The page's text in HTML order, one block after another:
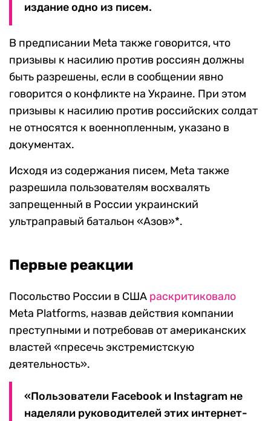
издание одно из писем.
В предписании Meta также говорится, что
призывы к насилию против россиян должны
быть разрешены, если в сообщении явно
говорится о конфликте на Украине. При этом
призывы к насилию против российских солдат
не относятся к военнопленным, указано в
документах.
Исходя из содержания писем, Meta также
разрешила пользователям восхвалять
запрещенный в России украинский
ультраправый батальон «Азов»*.
Первые реакции
Посольство России в США раскритиковало
Meta Platforms, назвав действия компании
преступными и потребовав от американских
властей «пресечь экстремистскую
деятельность».
«Пользователи Facebook и Instagram не
наделяли руководителей этих интернет-